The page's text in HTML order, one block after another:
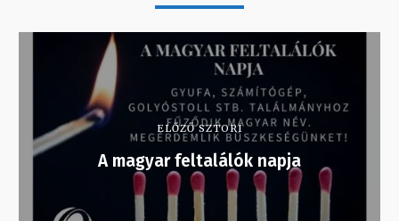
ELŐZŐ SZTORI
A magyar feltalálók napja